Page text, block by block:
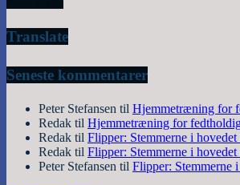
Translate
Seneste kommentarer
Peter Stefansen til Hjemmetræning for
Redak til Hjemmetræning for
Redak til Flipper: Stemmerne i hovedet
Redak til Flipper: Stemmerne i hovedet
Peter Stefansen til Flipper: Stemmerne